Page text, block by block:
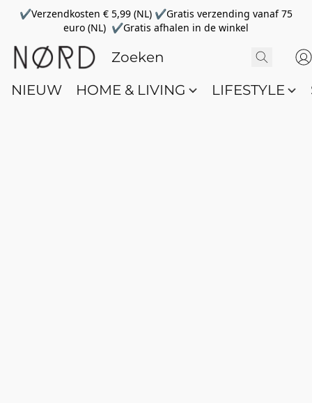
✔Verzendkosten € 5,99 (NL) ✔Gratis verzending vanaf 75
euro (NL) ✔Gratis afhalen in de winkel
NIEUW HOME & LIVING LIFESTYLE